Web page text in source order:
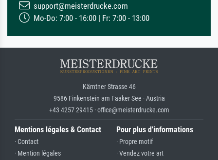
support@meisterdrucke.com
Mo-Do: 7:00 - 16:00 | Fr: 7:00 - 13:00
Kärntner Strasse 46
9586 Finkenstein am Faaker See · Austria
+43 4257 29415 · office@meisterdrucke.com
Mentions légales & Contact
· Contact
· Mention légales
Pour plus d'informations
· Propre motif
· Vendez votre art